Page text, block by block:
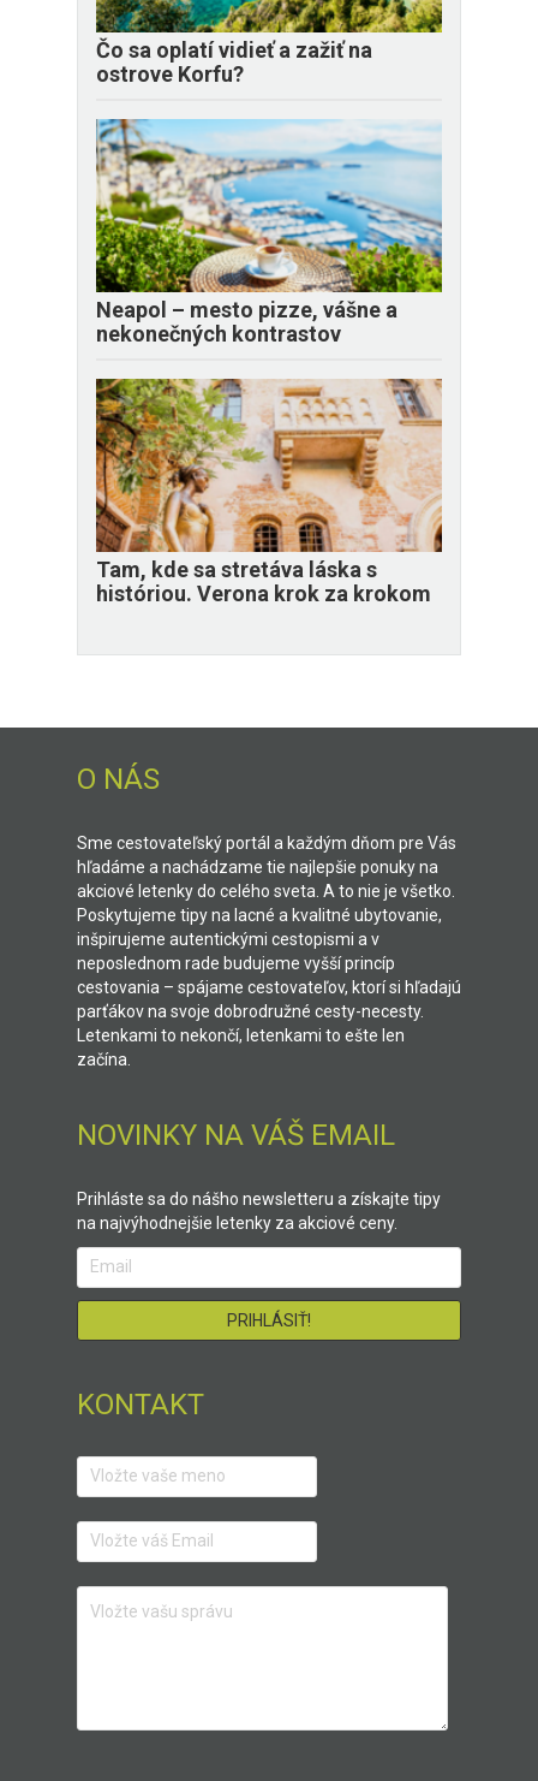
Čo sa oplatí vidieť a zažiť na
ostrove Korfu?
Neapol – mesto pizze, vášne a
nekonečných kontrastov
Tam, kde sa stretáva láska s
históriou. Verona krok za krokom
O NÁS
Sme cestovateľský portál a každým dňom pre Vás
hľadáme a nachádzame tie najlepšie ponuky na
akciové letenky do celého sveta. A to nie je všetko.
Poskytujeme tipy na lacné a kvalitné ubytovanie,
inšpirujeme autentickými cestopismi a v
neposlednom rade budujeme vyšší princíp
cestovania – spájame cestovateľov, ktorí si hľadajú
parťákov na svoje dobrodružné cesty-necesty.
Letenkami to nekončí, letenkami to ešte len
začína.
NOVINKY NA VÁŠ EMAIL
Prihláste sa do nášho newsletteru a získajte tipy
na najvýhodnejšie letenky za akciové ceny.
KONTAKT